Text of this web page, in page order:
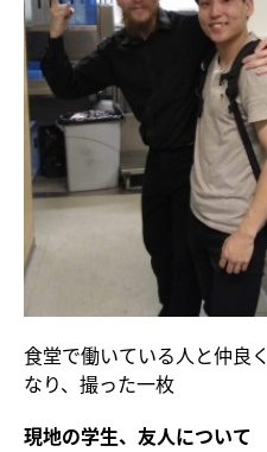
食堂で働いている人と仲良く
なり、撮った一枚
現地の学生、友人について